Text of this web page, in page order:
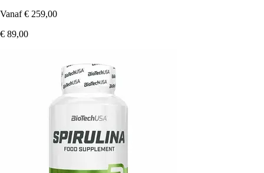
Vanaf € 259,00
€ 89,00